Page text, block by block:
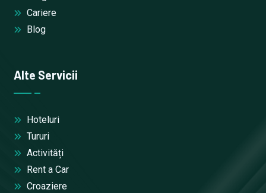
Cariere
Blog
Alte Servicii
Hoteluri
Tururi
Activități
Rent a Car
Croaziere